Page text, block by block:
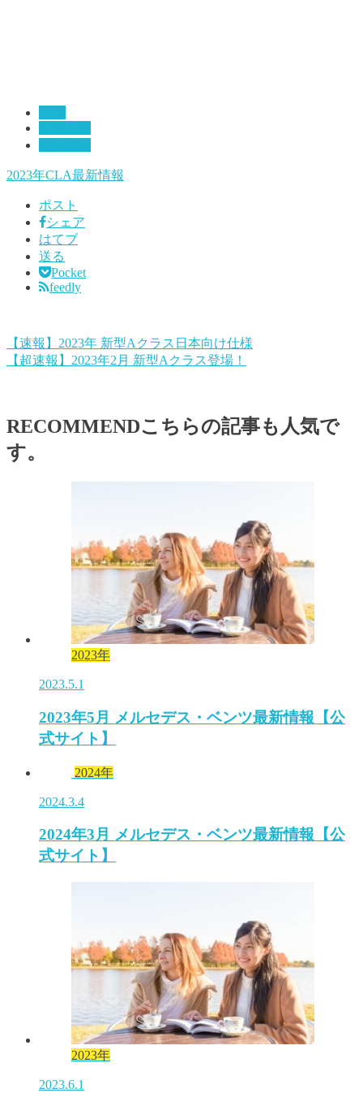
2023年CLA最新情報
ポスト
シェア
はてブ
送る
Pocket
feedly
【速報】2023年 新型Aクラス日本向け仕様
【超速報】2023年2月 新型Aクラス登場！
RECOMMENDこちらの記事も人気で
す。
2023年
2023.5.1
2023年5月 メルセデス・ベンツ最新情報【公
式サイト】
2024年
2024.3.4
2024年3月 メルセデス・ベンツ最新情報【公
式サイト】
2023年
2023.6.1